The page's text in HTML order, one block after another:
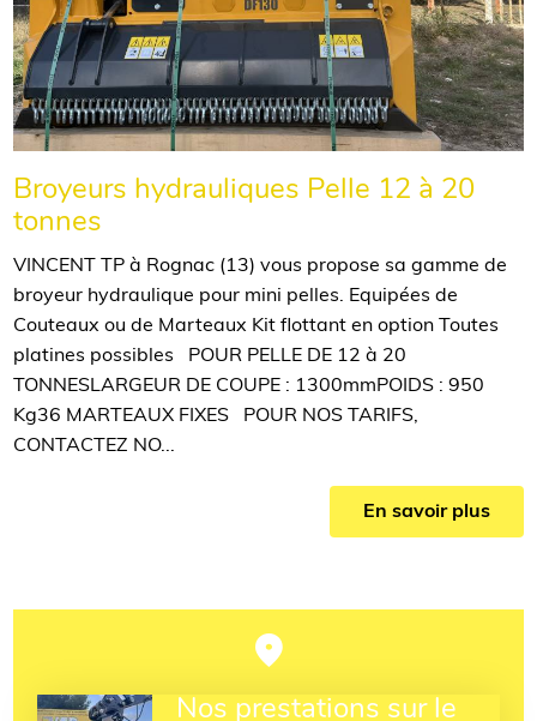
Broyeurs hydrauliques Pelle 12 à 20
tonnes
VINCENT TP à Rognac (13) vous propose sa gamme de
broyeur hydraulique pour mini pelles. Equipées de
Couteaux ou de Marteaux Kit flottant en option Toutes
platines possibles POUR PELLE DE 12 à 20
TONNESLARGEUR DE COUPE : 1300mmPOIDS : 950
Kg36 MARTEAUX FIXES POUR NOS TARIFS,
CONTACTEZ NO...
En savoir plus
Nos prestations sur le